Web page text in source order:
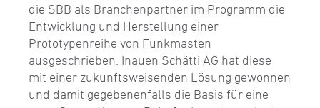
die SBB als Branchenpartner im Programm die
Entwicklung und Herstellung einer
Prototypenreihe von Funkmasten
ausgeschrieben. Inauen Schätti AG hat diese
mit einer zukunftsweisenden Lösung gewonnen
und damit gegebenenfalls die Basis für eine